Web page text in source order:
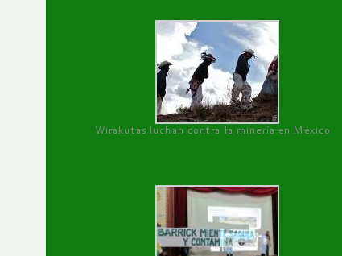
Wirakutas luchan contra la minería en México